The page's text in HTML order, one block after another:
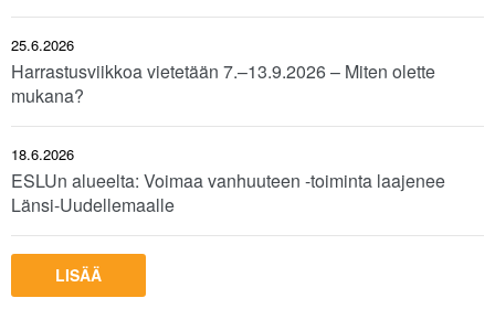
25.6.2026
Harrastusviikkoa vietetään 7.–13.9.2026 – Miten olette
mukana?
18.6.2026
ESLUn alueelta: Voimaa vanhuuteen -toiminta laajenee
Länsi-Uudellemaalle
LISÄÄ